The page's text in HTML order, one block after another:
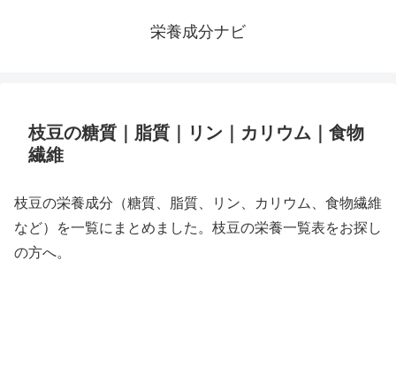
栄養成分ナビ
枝豆の糖質｜脂質｜リン｜カリウム｜食物
繊維
枝豆の栄養成分（糖質、脂質、リン、カリウム、食物繊維
など）を一覧にまとめました。枝豆の栄養一覧表をお探し
の方へ。